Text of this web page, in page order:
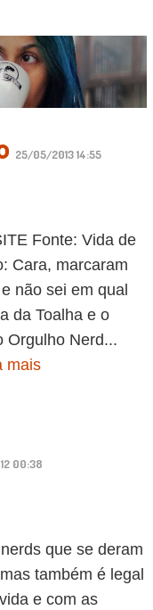
25/05/2013 14:55
Fonte: Vida de
Cara, marcaram
não sei em qual
da Toalha e o
Orgulho Nerd...
mais
00:38
que se deram
também é legal
e com as